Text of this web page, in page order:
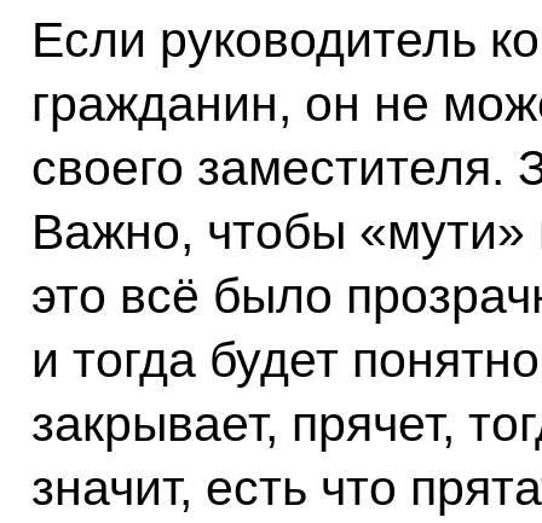
Если руководитель
гражданин, он не
своего заместителя.
Важно, чтобы
это всё было
и тогда будет
закрывает, прячет,
значит, есть что